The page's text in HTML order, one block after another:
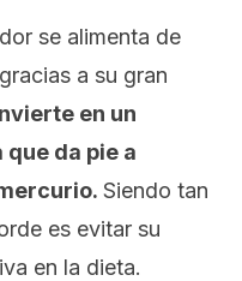
se alimenta de
a su gran
en un
da pie a
Siendo tan
es evitar su
en la dieta.